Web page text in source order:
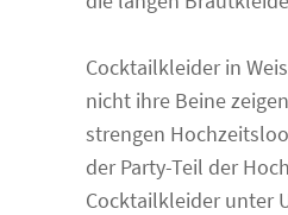
Cocktailkleider in
nicht ihre Beine
strengen
der Party-Teil der
Cocktailkleider unter